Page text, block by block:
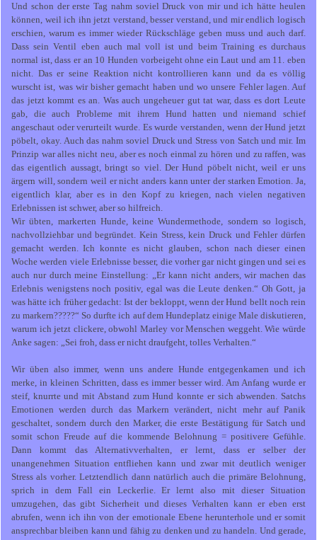
Und schon der erste Tag nahm soviel Druck von mir und ich hätte heulen
können, weil ich ihn jetzt verstand, besser verstand, und mir endlich logisch
erschien, warum es immer wieder Rückschläge geben muss und auch darf.
Dass sein Ventil eben auch mal voll ist und beim Training es durchaus
normal ist, dass er an 10 Hunden vorbeigeht ohne ein Laut und am 11. eben
nicht. Das er seine Reaktion nicht kontrollieren kann und da es völlig
wurscht ist, was wir bisher gemacht haben und wo unsere Fehler lagen. Auf
das jetzt kommt es an. Was auch ungeheuer gut tat war, dass es dort Leute
gab, die auch Probleme mit ihrem Hund hatten und niemand schief
angeschaut oder verurteilt wurde. Es wurde verstanden, wenn der Hund jetzt
pöbelt, okay. Auch das nahm soviel Druck und Stress von Satch und mir. Im
Prinzip war alles nicht neu, aber es noch einmal zu hören und zu raffen, was
das eigentlich aussagt, bringt so viel. Der Hund pöbelt nicht, weil er uns
ärgern will, sondern weil er nicht anders kann unter der starken Emotion. Ja,
eigentlich klar, aber es in den Kopf zu kriegen, nach vielen negativen
Erlebnissen ist schwer, aber so hilfreich.
Wir übten, markerten Hunde, keine Wundermethode, sondern so logisch,
nachvollziehbar und begründet. Kein Stress, kein Druck und Fehler dürfen
gemacht werden. Ich konnte es nicht glauben, schon nach dieser einen
Woche werden viele Erlebnisse besser, die vorher gar nicht gingen und sei es
auch nur durch meine Einstellung: „Er kann nicht anders, wir machen das
Erlebnis wenigstens noch positiv, egal was die Leute denken.“ Oh Gott, ja
was hätte ich früher gedacht: Ist der bekloppt, wenn der Hund bellt noch rein
zu markern?????“ So durfte ich auf dem Hundeplatz einige Male diskutieren,
warum ich jetzt clickere, obwohl Marley vor Menschen weggeht. Wie würde
Anke sagen: „Sei froh, dass er nicht draufgeht, tolles Verhalten.“
Wir üben also immer, wenn uns andere Hunde entgegenkamen und ich
merke, in kleinen Schritten, dass es immer besser wird. Am Anfang wurde er
steif, knurrte und mit Abstand zum Hund konnte er sich abwenden. Satchs
Emotionen werden durch das Markern verändert, nicht mehr auf Panik
geschaltet, sondern durch den Marker, die erste Bestätigung für Satch und
somit schon Freude auf die kommende Belohnung = positivere Gefühle.
Dann kommt das Alternativverhalten, er lernt, dass er selber der
unangenehmen Situation entfliehen kann und zwar mit deutlich weniger
Stress als vorher. Letztendlich dann natürlich auch die primäre Belohnung,
sprich in dem Fall ein Leckerlie. Er lernt also mit dieser Situation
umzugehen, das gibt Sicherheit und dieses Verhalten kann er eben erst
abrufen, wenn ich ihn von der emotionale Ebene herunterhole und er somit
ansprechbar bleiben kann und fähig zu denken und zu handeln. Und gerade,